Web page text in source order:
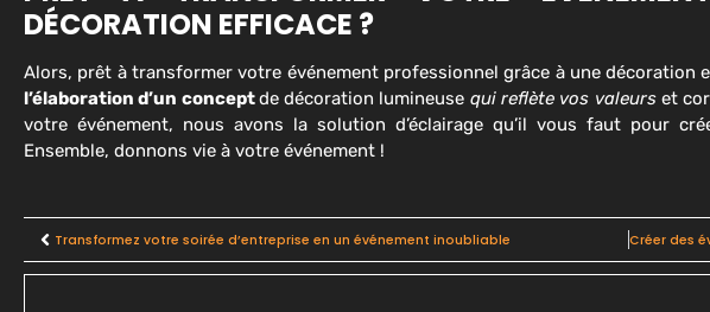
DÉCORATION EFFICACE ?
Alors, prêt à transformer votre événement professionnel grâce à une décoration
l’élaboration d’un conceptde décoration lumineuse qui reflète vos valeurs et
votre événement, nous avons la solution d’éclairage qu’il vous faut pour
Ensemble, donnons vie à votre événement !
Transformez votre soirée d’entreprise en un événement inoubliable